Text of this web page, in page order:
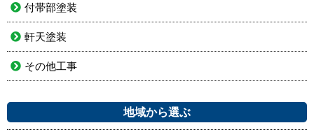
付帯部塗装
軒天塗装
その他工事
地域から選ぶ